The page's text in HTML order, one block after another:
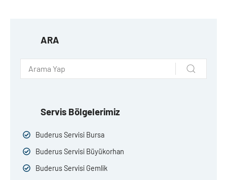
ARA
Servis Bölgelerimiz
Buderus Servisi Bursa
Buderus Servisi Büyükorhan
Buderus Servisi Gemlik